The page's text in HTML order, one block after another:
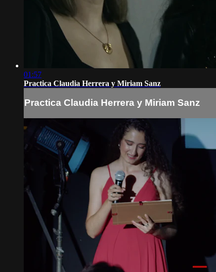
01:57
Practica Claudia Herrera y Miriam Sanz
Practica Claudia Herrera y Miriam Sanz